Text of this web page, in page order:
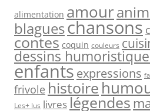
alimentation amour
blagueschansons
contes coquin couleurs
dessins
enfantsexpressions
frivole histoire
Les+ lus livreslégendes